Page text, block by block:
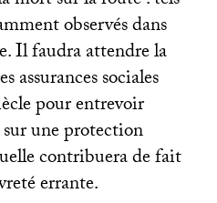
observés dans
Il faudra attendre la
assurances sociales
pour entrevoir
sur une protection
contribuera de fait
errante.